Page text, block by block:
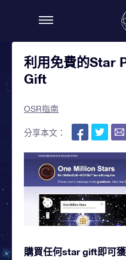
利用免費的Star
Gift
OSR指南
分享本文：
購買任何star gift即可